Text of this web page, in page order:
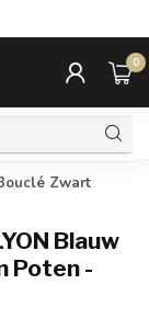
0
Zwart
Blauw
Poten -